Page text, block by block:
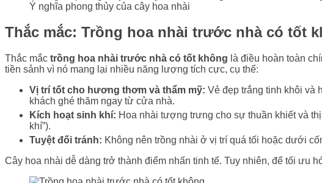
Ý nghĩa phong thủy của cây hoa nhài
Thắc mắc: Trồng hoa nhài trước nhà có tốt
Thắc mắc trồng hoa nhài trước nhà có tốt không là điều hoàn toàn
tiền sảnh vì nó mang lại nhiều năng lượng tích cực, cụ thể:
Vị trí tốt cho hương thơm và thẩm mỹ: Vẻ đẹp trắng tinh khôi và
khách ghé thăm ngay từ cửa nhà.
Kích hoạt sinh khí: Hoa nhài tượng trưng cho sự thuần khiết và
khí”).
Tuyệt đối tránh: Không nên trồng nhài ở vị trí quá tối hoặc dưới
Cây hoa nhài dễ dàng trở thành điểm nhấn tinh tế. Tuy nhiên, để tối ưu